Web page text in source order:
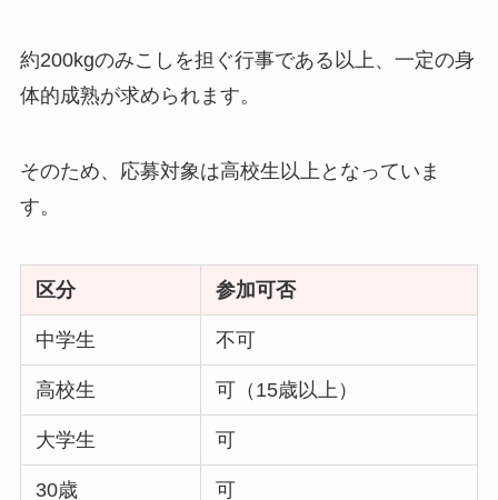
約200kgのみこしを担ぐ行事である以上、一定の身
体的成熟が求められます。
そのため、応募対象は高校生以上となっていま
す。
区分 参加可否
中学生 不可
高校生 可（15歳以上）
大学生 可
30歳 可